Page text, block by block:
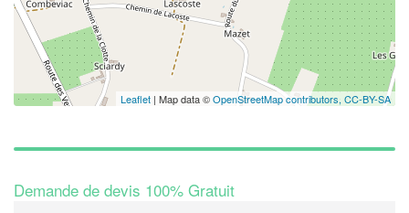
Leaflet | Map data ©OpenStreetMap contributors, CC-BY-SA
Demande de devis 100% Gratuit